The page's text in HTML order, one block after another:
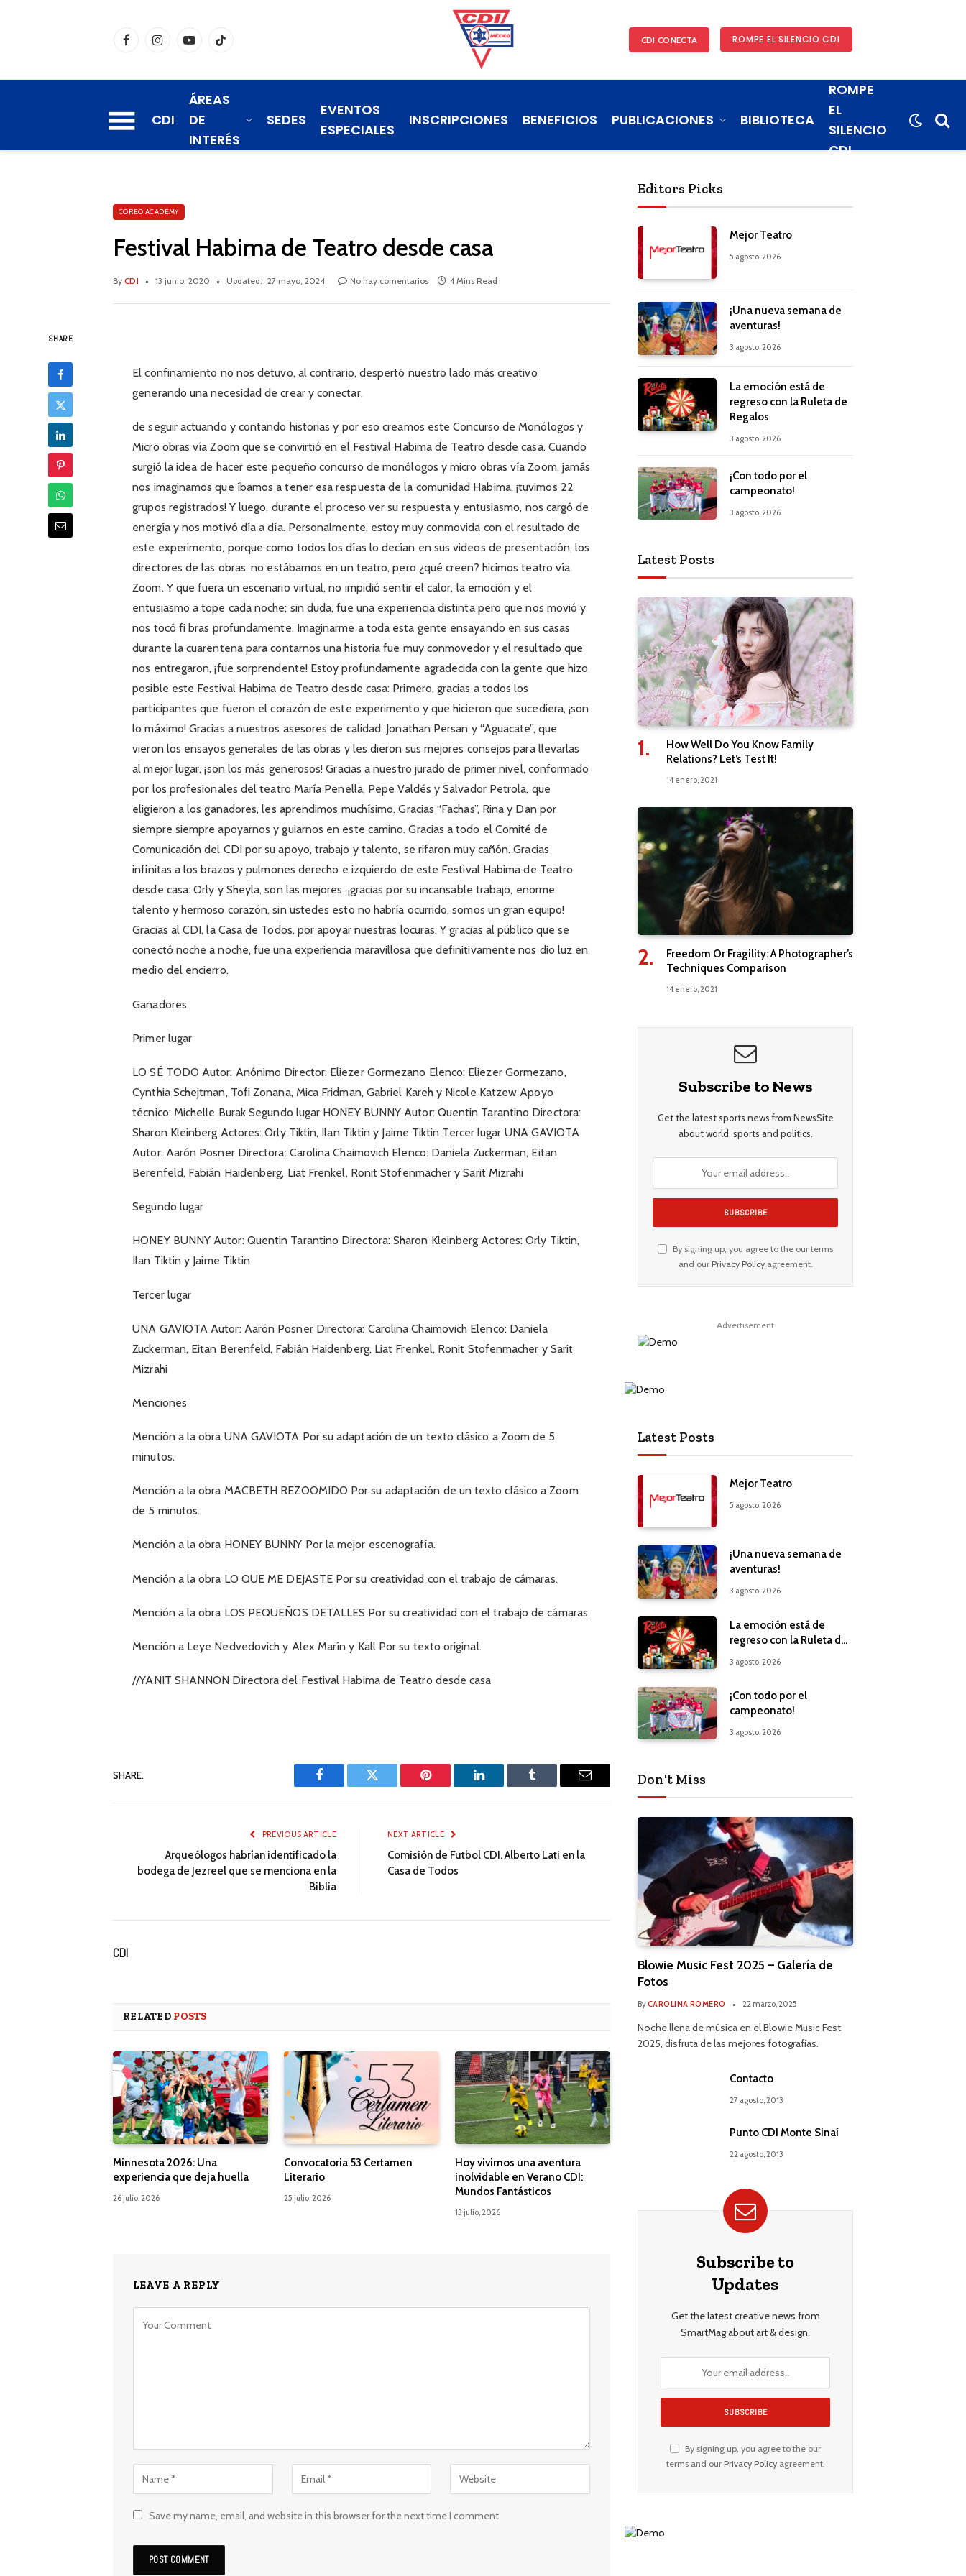
FacebookInstagramYouTubeTikTok CDI CONECTA ROMPE EL SILENCIO CDI
CDI
ÁREAS
DE
INTERÉS
SEDES
EVENTOS
ESPECIALES
INSCRIPCIONES BENEFICIOS PUBLICACIONES BIBLIOTECA
ROMPE
EL
SILENCIO
CDI
COREO ACADEMY
Festival Habima de Teatro desde casa
By CDI 13 junio, 2020 Updated: 27 mayo, 2024 No hay comentarios 4 Mins Read
SHARE
El confinamiento no nos detuvo, al contrario, despertó nuestro lado más creativo
generando una necesidad de crear y conectar,
de seguir actuando y contando historias y por eso creamos este Concurso de Monólogos y
Micro obras vía Zoom que se convirtió en el Festival Habima de Teatro desde casa. Cuando
surgió la idea de hacer este pequeño concurso de monólogos y micro obras vía Zoom, jamás
nos imaginamos que íbamos a tener esa respuesta de la comunidad Habima, ¡tuvimos 22
grupos registrados! Y luego, durante el proceso ver su respuesta y entusiasmo, nos cargó de
energía y nos motivó día a día. Personalmente, estoy muy conmovida con el resultado de
este experimento, porque como todos los días lo decían en sus videos de presentación, los
directores de las obras: no estábamos en un teatro, pero ¿qué creen? hicimos teatro vía
Zoom. Y que fuera un escenario virtual, no impidió sentir el calor, la emoción y el
entusiasmo a tope cada noche; sin duda, fue una experiencia distinta pero que nos movió y
nos tocó fi bras profundamente. Imaginarme a toda esta gente ensayando en sus casas
durante la cuarentena para contarnos una historia fue muy conmovedor y el resultado que
nos entregaron, ¡fue sorprendente! Estoy profundamente agradecida con la gente que hizo
posible este Festival Habima de Teatro desde casa: Primero, gracias a todos los
participantes que fueron el corazón de este experimento y que hicieron que sucediera, ¡son
lo máximo! Gracias a nuestros asesores de calidad: Jonathan Persan y “Aguacate”, que
vieron los ensayos generales de las obras y les dieron sus mejores consejos para llevarlas
al mejor lugar, ¡son los más generosos! Gracias a nuestro jurado de primer nivel, conformado
por los profesionales del teatro María Penella, Pepe Valdés y Salvador Petrola, que
eligieron a los ganadores, les aprendimos muchísimo. Gracias “Fachas”, Rina y Dan por
siempre siempre apoyarnos y guiarnos en este camino. Gracias a todo el Comité de
Comunicación del CDI por su apoyo, trabajo y talento, se rifaron muy cañón. Gracias
infinitas a los brazos y pulmones derecho e izquierdo de este Festival Habima de Teatro
desde casa: Orly y Sheyla, son las mejores, ¡gracias por su incansable trabajo, enorme
talento y hermoso corazón, sin ustedes esto no habría ocurrido, somos un gran equipo!
Gracias al CDI, la Casa de Todos, por apoyar nuestras locuras. Y gracias al público que se
conectó noche a noche, fue una experiencia maravillosa que definitivamente nos dio luz en
medio del encierro.
Ganadores
Primer lugar
LO SÉ TODO Autor: Anónimo Director: Eliezer Gormezano Elenco: Eliezer Gormezano,
Cynthia Schejtman, Tofi Zonana, Mica Fridman, Gabriel Kareh y Nicole Katzew Apoyo
técnico: Michelle Burak Segundo lugar HONEY BUNNY Autor: Quentin Tarantino Directora:
Sharon Kleinberg Actores: Orly Tiktin, Ilan Tiktin y Jaime Tiktin Tercer lugar UNA GAVIOTA
Autor: Aarón Posner Directora: Carolina Chaimovich Elenco: Daniela Zuckerman, Eitan
Berenfeld, Fabián Haidenberg, Liat Frenkel, Ronit Stofenmacher y Sarit Mizrahi
Segundo lugar
HONEY BUNNY Autor: Quentin Tarantino Directora: Sharon Kleinberg Actores: Orly Tiktin,
Ilan Tiktin y Jaime Tiktin
Tercer lugar
UNA GAVIOTA Autor: Aarón Posner Directora: Carolina Chaimovich Elenco: Daniela
Zuckerman, Eitan Berenfeld, Fabián Haidenberg, Liat Frenkel, Ronit Stofenmacher y Sarit
Mizrahi
Menciones
Mención a la obra UNA GAVIOTA Por su adaptación de un texto clásico a Zoom de 5
minutos.
Mención a la obra MACBETH REZOOMIDO Por su adaptación de un texto clásico a Zoom
de 5 minutos.
Mención a la obra HONEY BUNNY Por la mejor escenografía.
Mención a la obra LO QUE ME DEJASTE Por su creatividad con el trabajo de cámaras.
Mención a la obra LOS PEQUEÑOS DETALLES Por su creatividad con el trabajo de cámaras.
Mención a Leye Nedvedovich y Alex Marín y Kall Por su texto original.
//YANIT SHANNON Directora del Festival Habima de Teatro desde casa
SHARE.
Facebook Twitter Pinterest LinkedIn Tumblr Email
PREVIOUS ARTICLE
Arqueólogos habrían identificado la
bodega de Jezreel que se menciona en la
Biblia
NEXT ARTICLE
Comisión de Futbol CDI. Alberto Lati en la
Casa de Todos
CDI
RELATED POSTS
Minnesota 2026: Una
experiencia que deja huella
26 julio, 2026
Convocatoria 53 Certamen
Literario
25 julio, 2026
Hoy vivimos una aventura
inolvidable en Verano CDI:
Mundos Fantásticos
13 julio, 2026
LEAVE A REPLY
Save my name, email, and website in this browser for the next time I comment.
Editors Picks
Mejor Teatro
5 agosto, 2026
¡Una nueva semana de
aventuras!
3 agosto, 2026
La emoción está de
regreso con la Ruleta de
Regalos
3 agosto, 2026
¡Con todo por el
campeonato!
3 agosto, 2026
Latest Posts
How Well Do You Know Family
Relations? Let’s Test It!
14 enero, 2021
Freedom Or Fragility: A Photographer’s
Techniques Comparison
14 enero, 2021
Subscribe to News
Get the latest sports news from NewsSite
about world, sports and politics.
By signing up, you agree to the our terms
and our Privacy Policyagreement.
Advertisement
Latest Posts
Mejor Teatro
5 agosto, 2026
¡Una nueva semana de
aventuras!
3 agosto, 2026
La emoción está de
regreso con la Ruleta de
3 agosto, 2026
¡Con todo por el
campeonato!
3 agosto, 2026
Don't Miss
Blowie Music Fest 2025 – Galería de
Fotos
ByCAROLINA ROMERO 22 marzo, 2025
Noche llena de música en el Blowie Music Fest
2025, disfruta de las mejores fotografías.
Contacto
27 agosto, 2013
Punto CDI Monte Sinaí
22 agosto, 2013
Subscribe to
Updates
Get the latest creative news from
SmartMag about art & design.
By signing up, you agree to the our
terms and our Privacy Policyagreement.